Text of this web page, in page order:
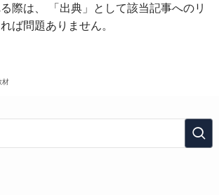
際は、 「出典」として該当記事へのリ
ば問題ありません。
材